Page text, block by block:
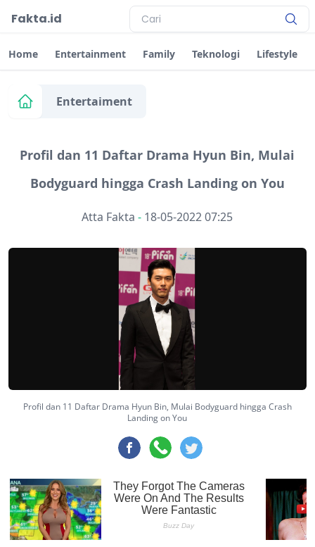
Fakta.id
Home Entertainment Family Teknologi Lifestyle
Entertaiment
Profil dan 11 Daftar Drama Hyun Bin, Mulai
Bodyguard hingga Crash Landing on You
Atta Fakta - 18-05-2022 07:25
Profil dan 11 Daftar Drama Hyun Bin, Mulai Bodyguard hingga Crash
Landing on You